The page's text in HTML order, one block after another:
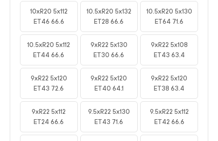
10xR20 5x112
ET46 66.6
10.5xR20 5x132
ET28 66.6
10.5xR20 5x130
ET64 71.6
10.5xR20 5x112
ET44 66.6
9xR22 5x130
ET30 66.6
9xR22 5x108
ET43 63.4
9xR22 5x120
ET43 72.6
9xR22 5x120
ET40 64.1
9xR22 5x120
ET38 63.4
9xR22 5x112
ET24 66.6
9.5xR22 5x130
ET43 71.6
9.5xR22 5x112
ET42 66.6